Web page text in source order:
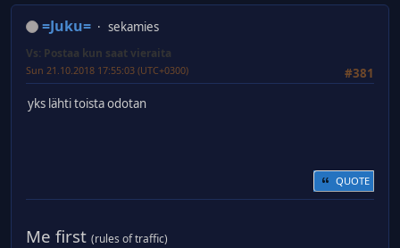
=Juku= sekamies
Vs: Postaa kun saat vieraita
#381
Sun 21.10.2018 17:55:03 (UTC+0300)
yks lähti toista odotan
QUOTE
Me first (rules of traffic)